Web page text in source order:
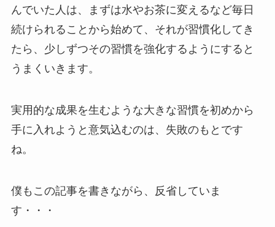
んでいた人は、まずは水やお茶に変えるなど毎日
続けられることから始めて、それが習慣化してき
たら、少しずつその習慣を強化するようにすると
うまくいきます。
実用的な成果を生むような大きな習慣を初めから
手に入れようと意気込むのは、失敗のもとです
ね。
僕もこの記事を書きながら、反省していま
す・・・